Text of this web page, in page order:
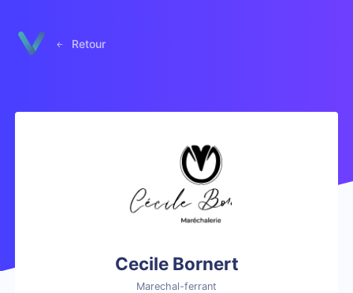
Retour
Cecile Bornert
Marechal-ferrant